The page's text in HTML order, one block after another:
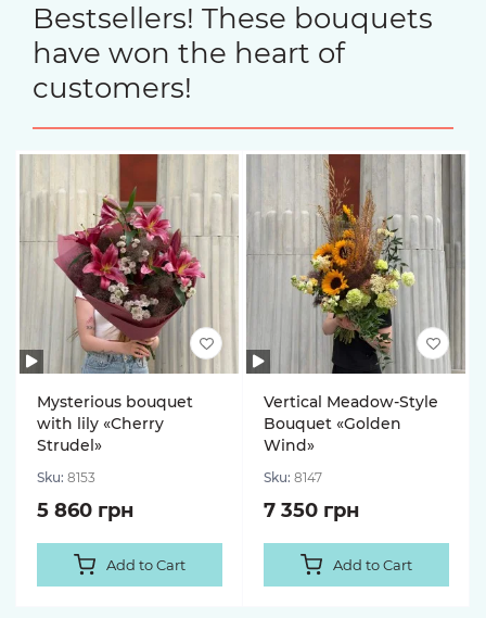
Bestsellers! These bouquets
have won the heart of
customers!
Mysterious bouquet
with lily «Cherry
Strudel»
Sku: 8153
5 860 грн
Add to Cart
Vertical Meadow-Style
Bouquet «Golden
Wind»
Sku: 8147
7 350 грн
Add to Cart